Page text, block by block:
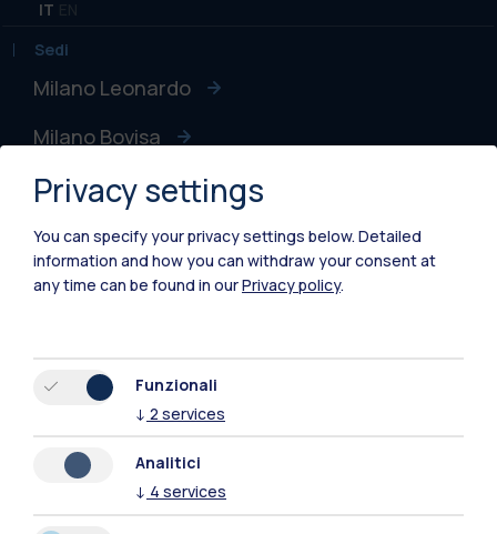
IT
Sedi
Milano Leonardo
Milano Bovisa
Cremona
Lecco
Mantova
Xi'an
Naviga il sito
Privacy settings
You can specify your privacy settings below. Detailed
information and how you can withdraw your consent at
any time can be found in ourPrivacy policy.
Funzionali
↓ 2 services
Analitici
↓ 4 services